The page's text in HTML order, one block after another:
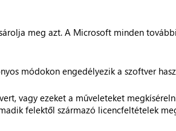
meg azt. A Microsoft minden
módokon engedélyezik a szoftver
vagy ezeket a műveleteket
felektől származó licencfeltételek